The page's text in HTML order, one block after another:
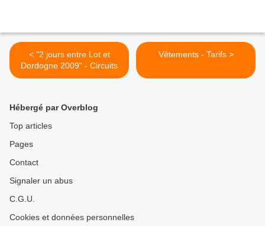
< "2 jours entre Lot et
Dordogne 2009" - Circuits
Vêtements - Tarifs >
Hébergé par Overblog
Top articles
Pages
Contact
Signaler un abus
C.G.U.
Cookies et données personnelles